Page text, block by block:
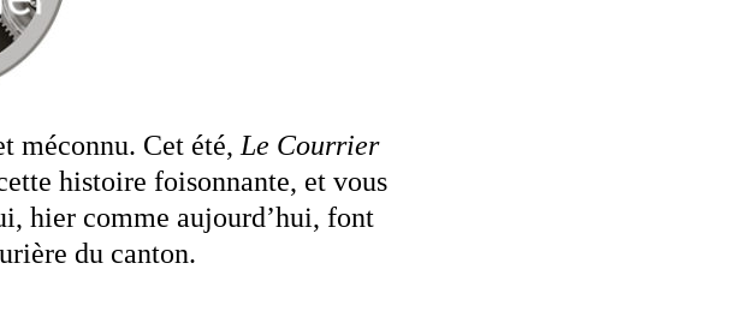
méconnu. Cet été, Le Courrier
histoire foisonnante, et vous
hier comme aujourd’hui, font
du canton.